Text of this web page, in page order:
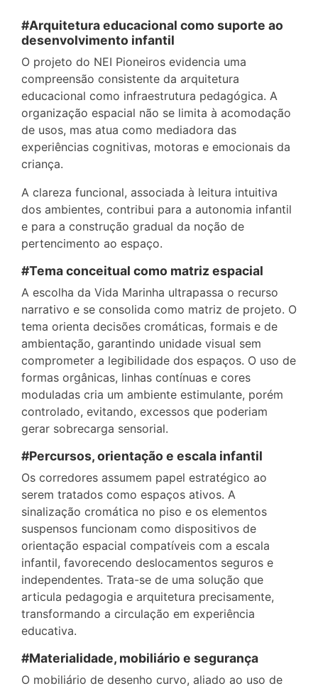
#Arquitetura educacional como suporte ao
desenvolvimento infantil
O projeto do NEI Pioneiros evidencia uma
compreensão consistente da arquitetura
educacional como infraestrutura pedagógica. A
organização espacial não se limita à acomodação
de usos, mas atua como mediadora das
experiências cognitivas, motoras e emocionais da
criança.
A clareza funcional, associada à leitura intuitiva
dos ambientes, contribui para a autonomia infantil
e para a construção gradual da noção de
pertencimento ao espaço.
#Tema conceitual como matriz espacial
A escolha da Vida Marinha ultrapassa o recurso
narrativo e se consolida como matriz de projeto. O
tema orienta decisões cromáticas, formais e de
ambientação, garantindo unidade visual sem
comprometer a legibilidade dos espaços. O uso de
formas orgânicas, linhas contínuas e cores
moduladas cria um ambiente estimulante, porém
controlado, evitando, excessos que poderiam
gerar sobrecarga sensorial.
#Percursos, orientação e escala infantil
Os corredores assumem papel estratégico ao
serem tratados como espaços ativos. A
sinalização cromática no piso e os elementos
suspensos funcionam como dispositivos de
orientação espacial compatíveis com a escala
infantil, favorecendo deslocamentos seguros e
independentes. Trata-se de uma solução que
articula pedagogia e arquitetura precisamente,
transformando a circulação em experiência
educativa.
#Materialidade, mobiliário e segurança
O mobiliário de desenho curvo, aliado ao uso de